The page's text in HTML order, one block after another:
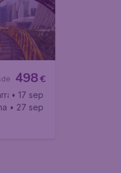
€
498
Barcelona-El Prat
• 17 sep
de Singapur
• 27 sep